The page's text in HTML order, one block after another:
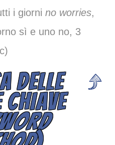
i giorni no worries,
sì e uno no, 3
DELLE
CHIAVE